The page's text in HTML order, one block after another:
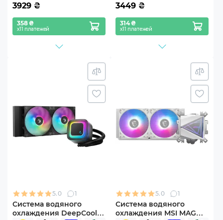
3929 ₴
358 ₴
х11 платежей
3449 ₴
314 ₴
х11 платежей
5.0 1
Система водяного
охлаждения DeepCool
5.0 1
Система водяного
охлаждения MSI MAG